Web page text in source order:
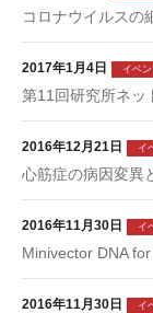
コロナウイルスの
2017年1月4日 イベ
第11回研究所ネッ
2016年12月21日 イ
心筋症の病因変異
2016年11月30日 イ
Minivector DNA
2016年11月30日 イ